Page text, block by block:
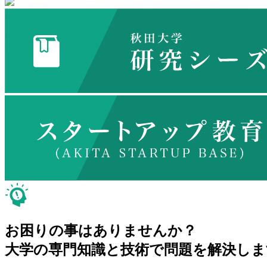
お困りの事はありませんか？
大学の専門知識と技術で問題を解決し